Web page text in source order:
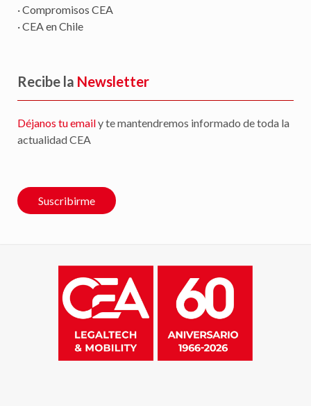
· Compromisos CEA
· CEA en Chile
Recibe la Newsletter
Déjanos tu emaily te mantendremos informado de toda la
actualidad CEA
Suscribirme